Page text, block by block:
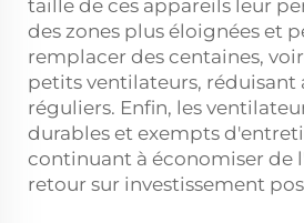
taille de ces appareils leur
des zones plus éloignées et
remplacer des centaines,
petits ventilateurs, réduisant
réguliers. Enfin, les
durables et exempts
continuant à économiser de
retour sur investissement